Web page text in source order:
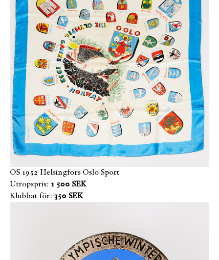
OS 1952 Helsingfors Oslo Sport
Utropspris: 1 500 SEK
Klubbat för: 350 SEK